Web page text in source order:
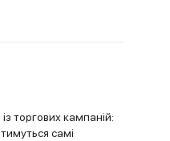
торгових кампаній:
самі